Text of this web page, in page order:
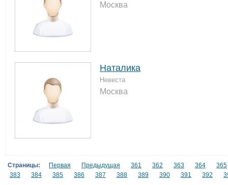
Москва
Наталика
Невеста
Москва
Страницы: Первая Предыдущая 361 362 363 364
365
383
384 385 386 387 388 389 390 391 392